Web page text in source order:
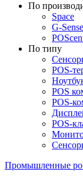
По
Space
G-Sense
По типу
POS-
POS
POS-
POS-
Промышленные